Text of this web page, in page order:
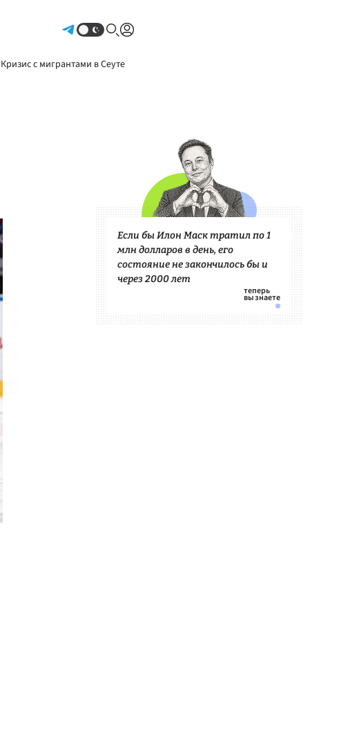
Кризис с мигрантами в Сеуте
Если бы Илон Маск тратил по 1
млн долларов в день, его
состояние не закончилось бы и
через 2000 лет